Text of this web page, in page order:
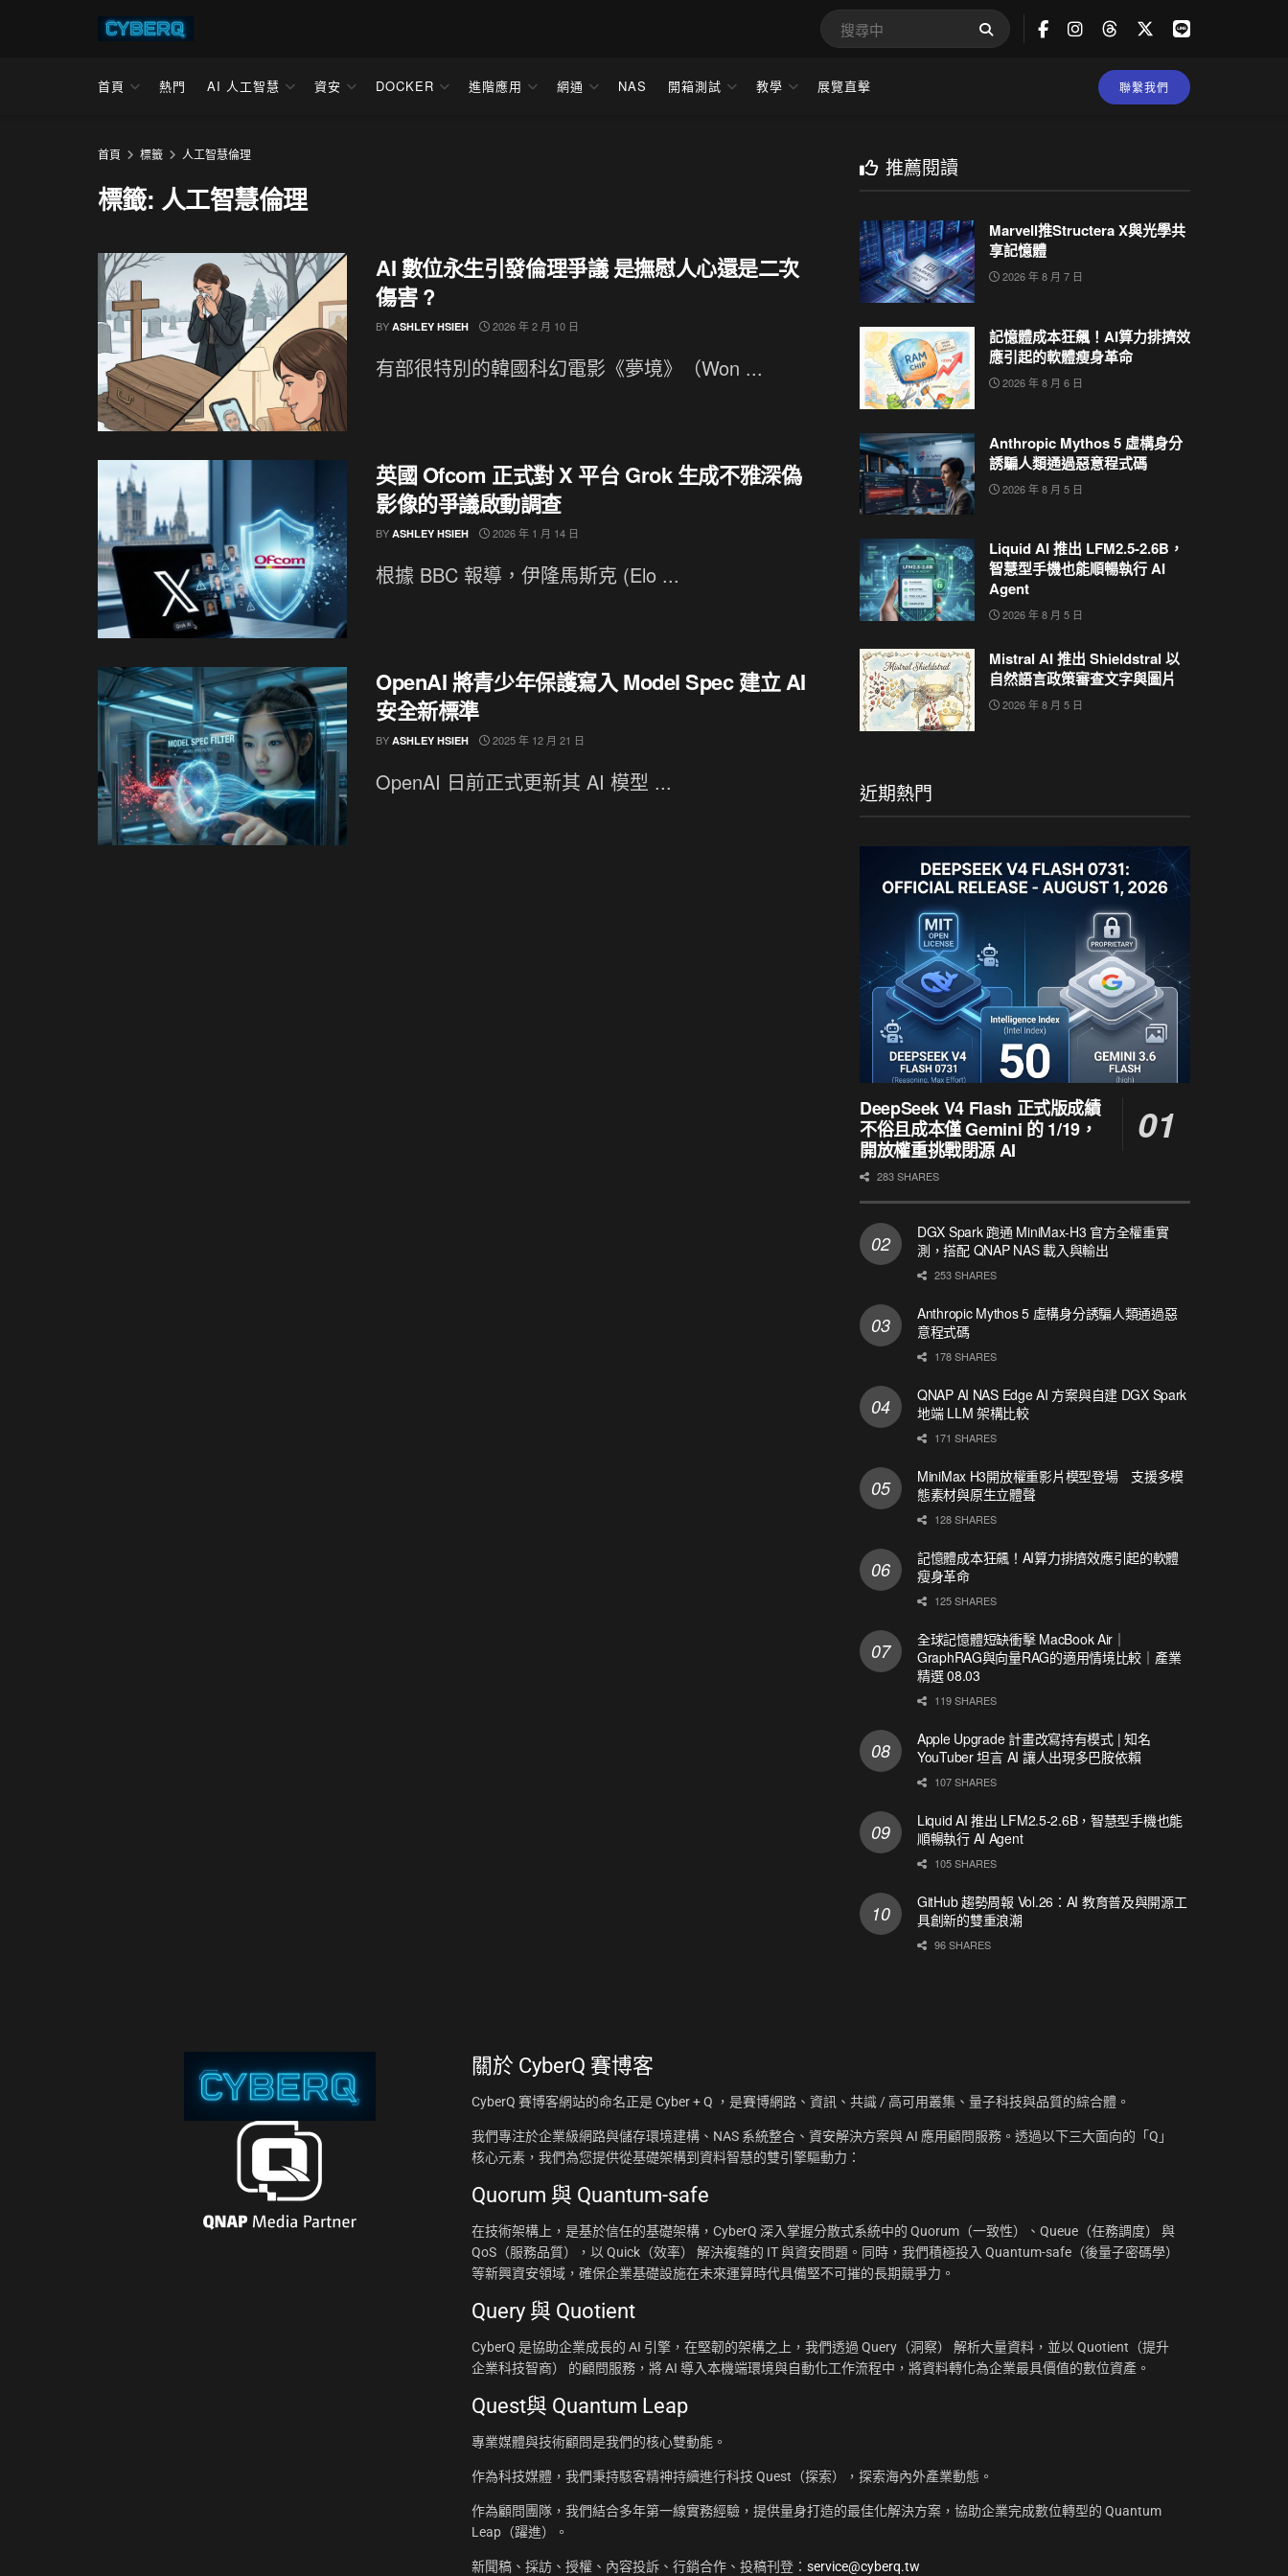
首頁 熱門 AI 人工智慧 資安 DOCKER 進階應用 網通 NAS 開箱測試 教學 展覽直擊 聯繫我們
首頁 標籤 人工智慧倫理
標籤: 人工智慧倫理
AI 數位永生引發倫理爭議 是撫慰人心還是二次
傷害 ?
BY ASHLEY HSIEH 2026 年 2 月 10 日
有部很特別的韓國科幻電影《夢境》（Won ...
英國 Ofcom 正式對 X 平台 Grok 生成不雅深偽
影像的爭議啟動調查
BY ASHLEY HSIEH 2026 年 1 月 14 日
根據 BBC 報導，伊隆馬斯克 (Elo ...
OpenAI 將青少年保護寫入 Model Spec 建立 AI
安全新標準
BY ASHLEY HSIEH 2025 年 12 月 21 日
OpenAI 日前正式更新其 AI 模型 ...
推薦閱讀
Marvell推Structera X與光學共
享記憶體
2026 年 8 月 7 日
記憶體成本狂飆！AI算力排擠效
應引起的軟體瘦身革命
2026 年 8 月 6 日
Anthropic Mythos 5 虛構身分
誘騙人類通過惡意程式碼
2026 年 8 月 5 日
Liquid AI 推出 LFM2.5-2.6B，
智慧型手機也能順暢執行 AI
Agent
2026 年 8 月 5 日
Mistral AI 推出 Shieldstral 以
自然語言政策審查文字與圖片
2026 年 8 月 5 日
近期熱門
DeepSeek V4 Flash 正式版成績
不俗且成本僅 Gemini 的 1/19，
開放權重挑戰閉源 AI
283 SHARES
DGX Spark 跑通 MiniMax-H3 官方全權重實
測，搭配 QNAP NAS 載入與輸出
253 SHARES
Anthropic Mythos 5 虛構身分誘騙人類通過惡
意程式碼
178 SHARES
QNAP AI NAS Edge AI 方案與自建 DGX Spark
地端 LLM 架構比較
171 SHARES
MiniMax H3開放權重影片模型登場 支援多模
態素材與原生立體聲
128 SHARES
記憶體成本狂飆！AI算力排擠效應引起的軟體
瘦身革命
125 SHARES
全球記憶體短缺衝擊 MacBook Air｜
GraphRAG與向量RAG的適用情境比較｜產業
精選 08.03
119 SHARES
Apple Upgrade 計畫改寫持有模式 | 知名
YouTuber 坦言 AI 讓人出現多巴胺依賴
107 SHARES
Liquid AI 推出 LFM2.5-2.6B，智慧型手機也能
順暢執行 AI Agent
105 SHARES
GitHub 趨勢周報 Vol.26：AI 教育普及與開源工
具創新的雙重浪潮
96 SHARES
關於 CyberQ 賽博客
CyberQ 賽博客網站的命名正是 Cyber + Q ，是賽博網路、資訊、共識 / 高可用叢集、量子科技與品質的綜合體。
我們專注於企業級網路與儲存環境建構、NAS 系統整合、資安解決方案與 AI 應用顧問服務。透過以下三大面向的「Q」
核心元素，我們為您提供從基礎架構到資料智慧的雙引擎驅動力：
Quorum 與 Quantum-safe
在技術架構上，是基於信任的基礎架構，CyberQ 深入掌握分散式系統中的 Quorum（一致性）、Queue（任務調度） 與
QoS（服務品質），以 Quick（效率） 解決複雜的 IT 與資安問題。同時，我們積極投入 Quantum-safe（後量子密碼學）
等新興資安領域，確保企業基礎設施在未來運算時代具備堅不可摧的長期競爭力。
Query 與 Quotient
CyberQ 是協助企業成長的 AI 引擎，在堅韌的架構之上，我們透過 Query（洞察） 解析大量資料，並以 Quotient（提升
企業科技智商） 的顧問服務，將 AI 導入本機端環境與自動化工作流程中，將資料轉化為企業最具價值的數位資產。
Quest與 Quantum Leap
專業媒體與技術顧問是我們的核心雙動能。
作為科技媒體，我們秉持駭客精神持續進行科技 Quest（探索），探索海內外產業動態。
作為顧問團隊，我們結合多年第一線實務經驗，提供量身打造的最佳化解決方案，協助企業完成數位轉型的 Quantum
Leap（躍進）。
新聞稿、採訪、授權、內容投訴、行銷合作、投稿刊登： service@cyberq.tw